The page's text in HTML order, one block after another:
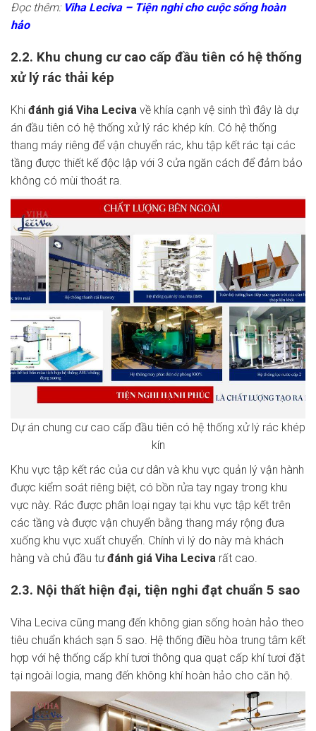
Đọc thêm: Viha Leciva – Tiện nghi cho cuộc sống hoàn
hảo
2.2. Khu chung cư cao cấp đầu tiên có hệ thống
xử lý rác thải kép
Khi đánh giá Viha Leciva về khía cạnh vệ sinh thì đây là dự
án đầu tiên có hệ thống xử lý rác khép kín. Có hệ thống
thang máy riêng để vận chuyển rác, khu tập kết rác tại các
tầng được thiết kế độc lập với 3 cửa ngăn cách để đảm bảo
không có mùi thoát ra.
Dự án chung cư cao cấp đầu tiên có hệ thống xử lý rác khép
kín
Khu vực tập kết rác của cư dân và khu vực quản lý vận hành
được kiểm soát riêng biệt, có bồn rửa tay ngay trong khu
vực này. Rác được phân loại ngay tại khu vực tập kết trên
các tầng và được vận chuyển bằng thang máy rộng đưa
xuống khu vực xuất chuyển. Chính vì lý do này mà khách
hàng và chủ đầu tưđánh giá Viha Leciva rất cao.
2.3. Nội thất hiện đại, tiện nghi đạt chuẩn 5 sao
Viha Leciva cũng mang đến không gian sống hoàn hảo theo
tiêu chuẩn khách sạn 5 sao. Hệ thống điều hòa trung tâm kết
hợp với hệ thống cấp khí tươi thông qua quạt cấp khí tươi đặt
tại ngoài logia, mang đến không khí hoàn hảo cho căn hộ.